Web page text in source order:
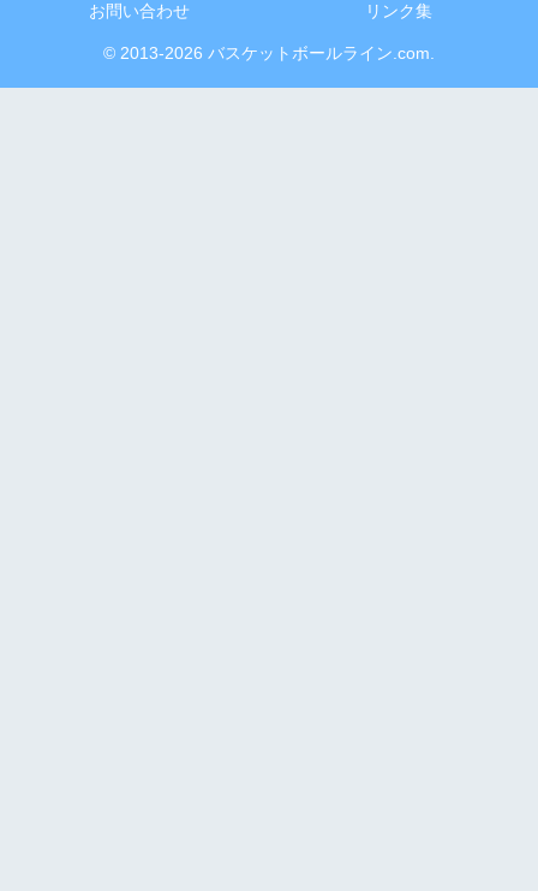
お問い合わせ
リンク集
© 2013-2026 バスケットボールライン.com.